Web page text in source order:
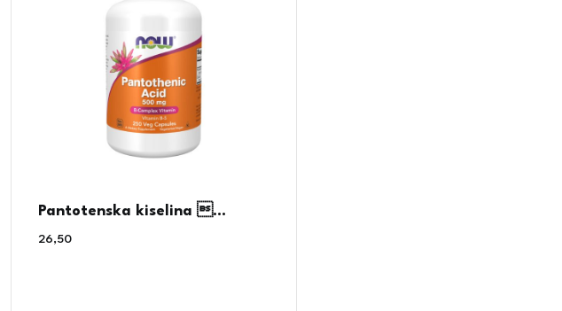
Pantotenska kiselina ...
26,50